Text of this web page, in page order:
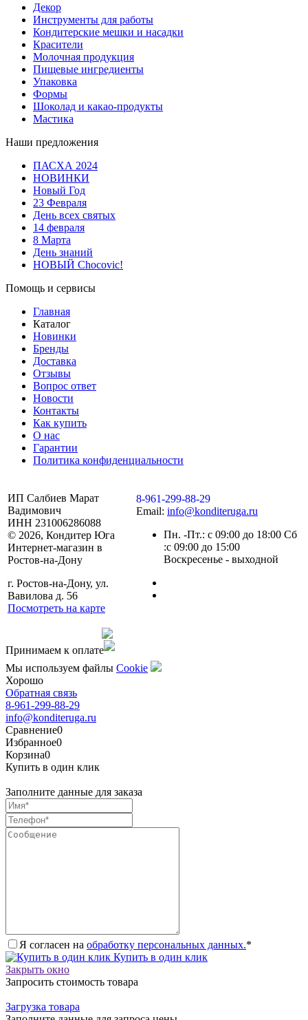
Декор
Инструменты для работы
Кондитерские мешки и насадки
Красители
Молочная продукция
Пищевые ингредиенты
Упаковка
Формы
Шоколад и какао-продукты
Мастика
Наши предложения
ПАСХА 2024
НОВИНКИ
Новый Год
23 Февраля
День всех святых
14 февраля
8 Марта
День знаний
НОВЫЙ Chocovic!
Помощь и сервисы
Главная
Каталог
Новинки
Бренды
Доставка
Отзывы
Вопрос ответ
Новости
Контакты
Как купить
О нас
Гарантии
Политика конфиденциальности
ИП Салбиев Марат
Вадимович
ИНН 231006286088
© 2026, Кондитер Юга
Интернет-магазин в
Ростов-на-Дону
г. Ростов-на-Дону, ул.
Вавилова д. 56
Посмотреть на карте
8-961-299-88-29
Email: info@konditeruga.ru
Пн. -Пт.: с 09:00 до 18:00 Сб
:с 09:00 до 15:00
Воскресенье - выходной
Принимаем к оплате
Мы используем файлы Сookie
Хорошо
Обратная связь
8-961-299-88-29
info@konditeruga.ru
Сравнение0
Избранное0
Корзина0
Купить в один клик
Заполните данные для заказа
Я согласен на обработку персональных данных.*
Купить в один клик
Закрыть окно
Запросить стоимость товара
Загрузка товара